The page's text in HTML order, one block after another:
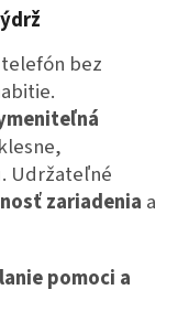
bez
Udržateľné
zariadenia a
pomoci a